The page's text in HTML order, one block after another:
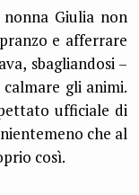
Giulia non
e afferrare
sbagliandosi –
gli animi.
ufficiale di
che al
così.